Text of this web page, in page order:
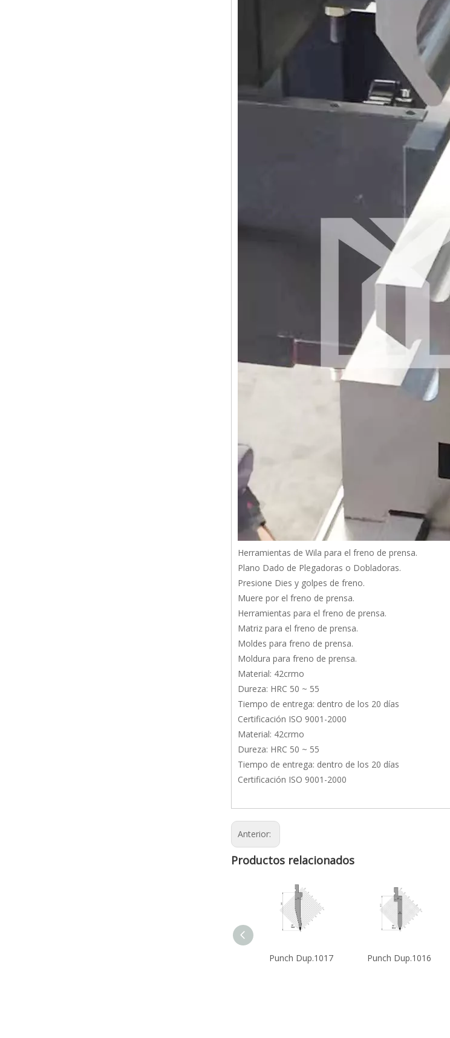
Herramientas de Wila para el freno de prensa.
Plano Dado de Plegadoras o Dobladoras.
Presione Dies y golpes de freno.
Muere por el freno de prensa.
Herramientas para el freno de prensa.
Matriz para el freno de prensa.
Moldes para freno de prensa.
Moldura para freno de prensa.
Material: 42crmo
Dureza: HRC 50 ~ 55
Tiempo de entrega: dentro de los 20 días
Certificación ISO 9001-2000
Material: 42crmo
Dureza: HRC 50 ~ 55
Tiempo de entrega: dentro de los 20 días
Certificación ISO 9001-2000
Anterior:
Productos relacionados
Punch Dup.1016 Punch Dup.1015